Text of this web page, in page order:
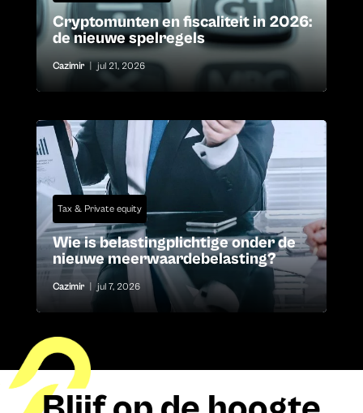
Cryptomunten en fiscaliteit in 2026:
de nieuwe spelregels
Cazimir jul 21, 2026
Tax & Private equity
Wie is belastingplichtige onder de
nieuwe meerwaardebelasting?
Cazimir jul 7, 2026